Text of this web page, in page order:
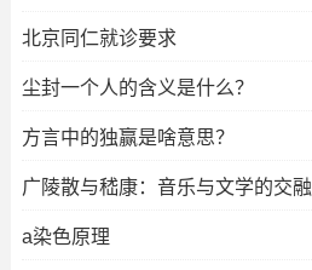
北京同仁就诊要求
尘封一个人的含义是什么？
方言中的独赢是啥意思？
广陵散与嵇康：音乐与文学的交融
a染色原理